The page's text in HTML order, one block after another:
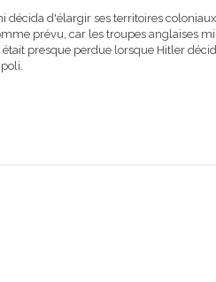
d'élargir ses territoires
prévu, car les troupes anglaises
presque perdue lorsque Hitler